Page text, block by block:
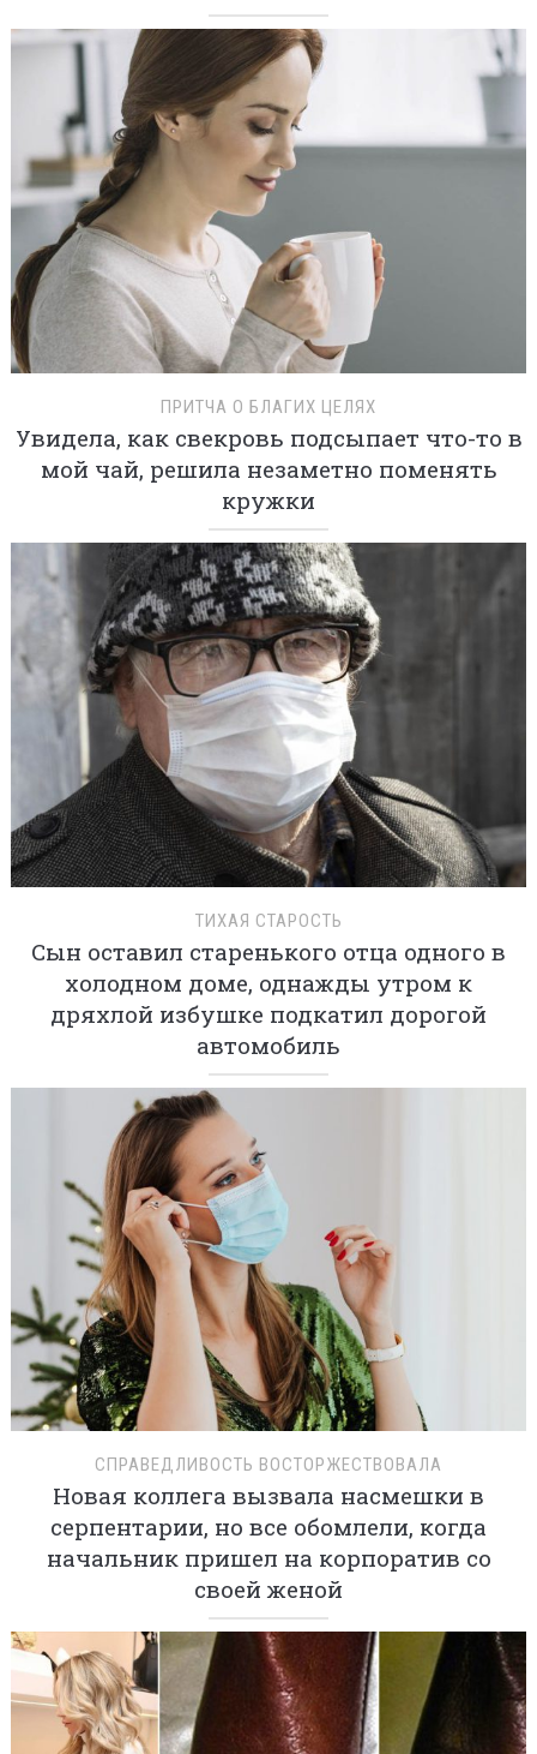
ПРИТЧА О БЛАГИХ ЦЕЛЯХ
Увидела, как свекровь подсыпает что-то в
мой чай, решила незаметно поменять
кружки
ТИХАЯ СТАРОСТЬ
Сын оставил старенького отца одного в
холодном доме, однажды утром к
дряхлой избушке подкатил дорогой
автомобиль
СПРАВЕДЛИВОСТЬ ВОСТОРЖЕСТВОВАЛА
Новая коллега вызвала насмешки в
серпентарии, но все обомлели, когда
начальник пришел на корпоратив со
своей женой